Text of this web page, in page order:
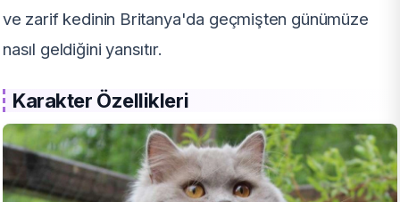
ve zarif kedinin Britanya'da geçmişten günümüze
nasıl geldiğini yansıtır.
Karakter Özellikleri